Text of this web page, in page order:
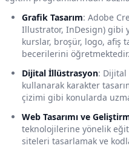
Grafik Tasarım: Adobe
Illustrator, InDesign) gibi
kurslar, broşür, logo, afiş
becerilerini öğretmektedir.
Dijital İllüstrasyon: Dijital
kullanarak karakter
çizimi gibi konularda
Web Tasarımı ve
teknolojilerine yönelik
siteleri tasarlamak ve